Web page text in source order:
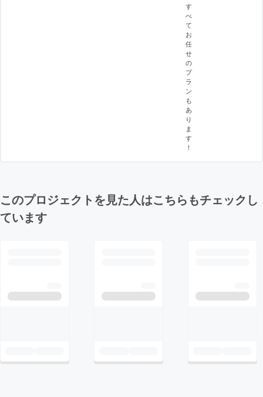
す
べ
て
お
任
せ
の
プ
ラ
ン
も
あ
り
ま
す
！
このプロジェクトを見た人はこちらもチェックし
ています